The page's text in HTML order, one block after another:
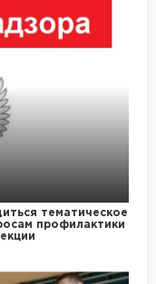
тематическое
профилактики